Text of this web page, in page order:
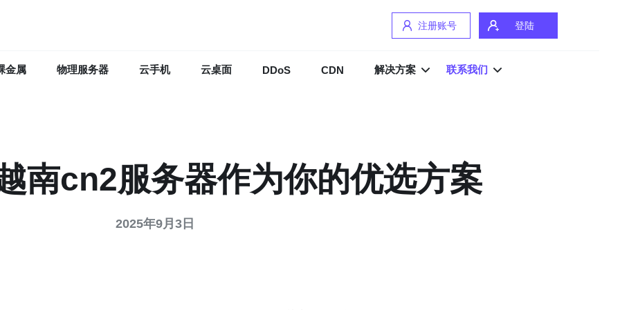
注册账号 登陆
金属 物理服务器 云手机 云桌面 DDoS CDN 解决方案 联系我们
南cn2服务器作为你的优选方案
2025年9月3日